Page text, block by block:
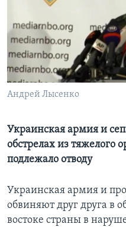
Learning English
СОЦИАЛЬНЫЕ СЕТИ
Андрей Лысенко
Украинская армия и
обстрелах из тяжелого
подлежало отводу
Украинская армия и
обвиняют друг друга в
востоке страны в